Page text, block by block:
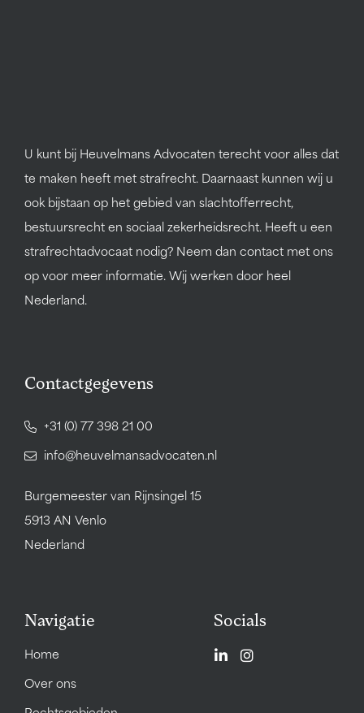
U kunt bij Heuvelmans Advocaten terecht voor alles dat
te maken heeft met strafrecht. Daarnaast kunnen wij u
ook bijstaan op het gebied van slachtofferrecht,
bestuursrecht en sociaal zekerheidsrecht. Heeft u een
strafrechtadvocaat nodig? Neem dan contact met ons
op voor meer informatie. Wij werken door heel
Nederland.
Contactgegevens
+31 (0) 77 398 21 00
info@heuvelmansadvocaten.nl
Burgemeester van Rijnsingel 15
5913 AN Venlo
Nederland
Navigatie
Home
Over ons
Socials